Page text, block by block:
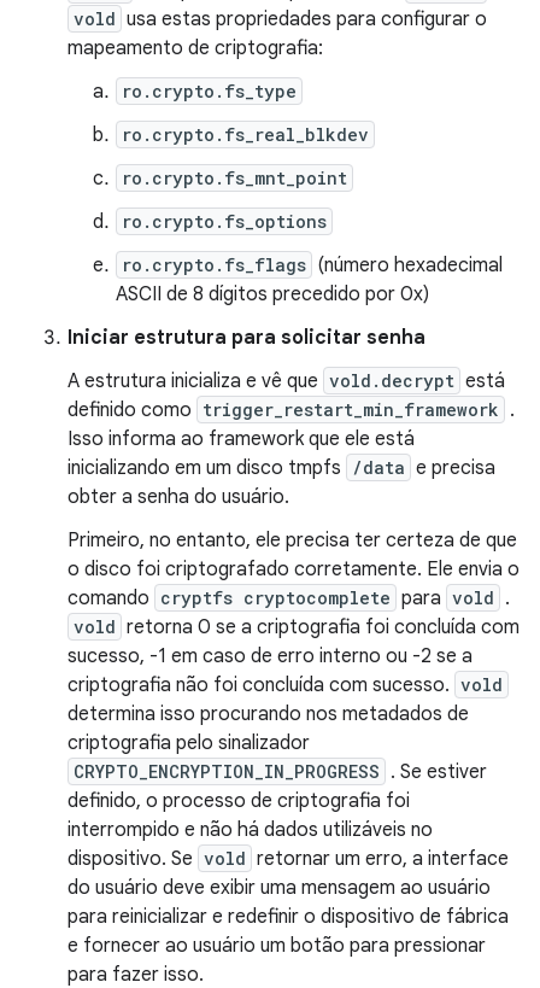
vold usa estas propriedades para configurar o
mapeamento de criptografia:
ro.crypto.fs_type
ro.crypto.fs_real_blkdev
ro.crypto.fs_mnt_point
ro.crypto.fs_options
ro.crypto.fs_flags (número hexadecimal
ASCII de 8 dígitos precedido por 0x)
Iniciar estrutura para solicitar senha
A estrutura inicializa e vê que vold.decrypt está
definido como trigger_restart_min_framework .
Isso informa ao framework que ele está
inicializando em um disco tmpfs
/data e precisa
obter a senha do usuário.
Primeiro, no entanto, ele precisa ter certeza de que
o disco foi criptografado corretamente. Ele envia o
comando cryptfs cryptocomplete para vold .
vold retorna 0 se a criptografia foi concluída com
sucesso, -1 em caso de erro interno ou -2 se a
criptografia não foi concluída com sucesso. vold
determina isso procurando nos metadados de
criptografia pelo sinalizador
CRYPTO_ENCRYPTION_IN_PROGRESS . Se estiver
definido, o processo de criptografia foi
interrompido e não há dados utilizáveis ​​no
dispositivo. Se vold retornar um erro, a interface
do usuário deve exibir uma mensagem ao usuário
para reinicializar e redefinir o dispositivo de fábrica
e fornecer ao usuário um botão para pressionar
para fazer isso.